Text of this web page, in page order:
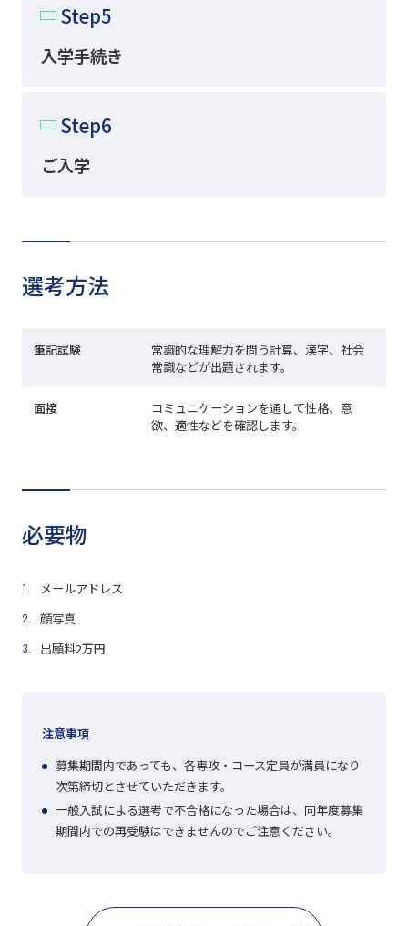
Step5
入学手続き
Step6
ご入学
選考方法
筆記試験
常識的な理解力を問う計算、漢字、社会
常識などが出題されます。
面接
コミュニケーションを通して性格、意
欲、適性などを確認します。
必要物
メールアドレス
顔写真
出願料2万円
注意事項
募集期間内であっても、各専攻・コース定員が満員になり
次第締切とさせていただきます。
一般入試による選考で不合格になった場合は、同年度募集
期間内での再受験はできませんのでご注意ください。